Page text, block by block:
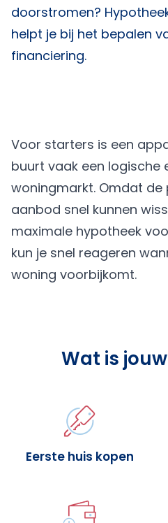
doorstromen?
helpt je bij het bepalen
financiering.
Voor starters is een
buurt vaak een logische
woningmarkt. Omdat de
aanbod snel kunnen
maximale hypotheek
kun je snel reageren
woning voorbijkomt.
Wat is
Eerste huis kopen